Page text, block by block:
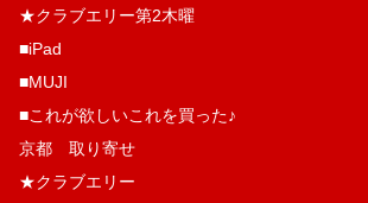
★クラブエリー第2木曜
■iPad
■MUJI
■これが欲しいこれを買った♪
京都 取り寄せ
★クラブエリー